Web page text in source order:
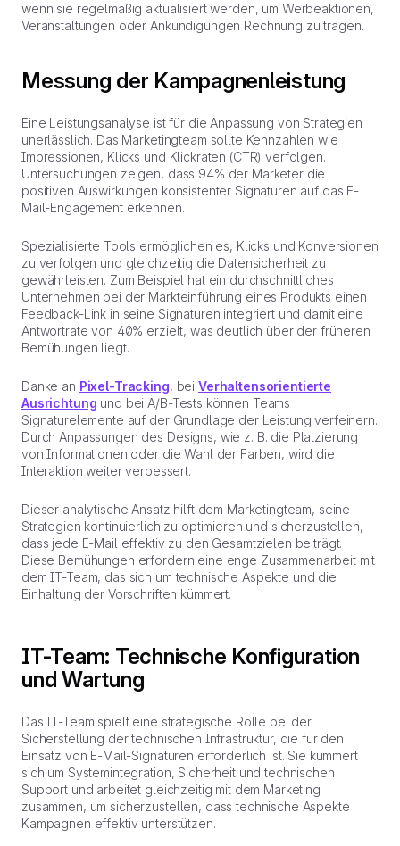
wenn sie regelmäßig aktualisiert werden, um Werbeaktionen,
Veranstaltungen oder Ankündigungen Rechnung zu tragen.
Messung der Kampagnenleistung
Eine Leistungsanalyse ist für die Anpassung von Strategien
unerlässlich. Das Marketingteam sollte Kennzahlen wie
Impressionen, Klicks und Klickraten (CTR) verfolgen.
Untersuchungen zeigen, dass 94% der Marketer die
positiven Auswirkungen konsistenter Signaturen auf das E-
Mail-Engagement erkennen.
Spezialisierte Tools ermöglichen es, Klicks und Konversionen
zu verfolgen und gleichzeitig die Datensicherheit zu
gewährleisten. Zum Beispiel hat ein durchschnittliches
Unternehmen bei der Markteinführung eines Produkts einen
Feedback-Link in seine Signaturen integriert und damit eine
Antwortrate von 40% erzielt, was deutlich über der früheren
Bemühungen liegt.
Danke an Pixel-Tracking, bei Verhaltensorientierte
Ausrichtung und bei A/B-Tests können Teams
Signaturelemente auf der Grundlage der Leistung verfeinern.
Durch Anpassungen des Designs, wie z. B. die Platzierung
von Informationen oder die Wahl der Farben, wird die
Interaktion weiter verbessert.
Dieser analytische Ansatz hilft dem Marketingteam, seine
Strategien kontinuierlich zu optimieren und sicherzustellen,
dass jede E-Mail effektiv zu den Gesamtzielen beiträgt.
Diese Bemühungen erfordern eine enge Zusammenarbeit mit
dem IT-Team, das sich um technische Aspekte und die
Einhaltung der Vorschriften kümmert.
IT-Team: Technische Konfiguration
und Wartung
Das IT-Team spielt eine strategische Rolle bei der
Sicherstellung der technischen Infrastruktur, die für den
Einsatz von E-Mail-Signaturen erforderlich ist. Sie kümmert
sich um Systemintegration, Sicherheit und technischen
Support und arbeitet gleichzeitig mit dem Marketing
zusammen, um sicherzustellen, dass technische Aspekte
Kampagnen effektiv unterstützen.